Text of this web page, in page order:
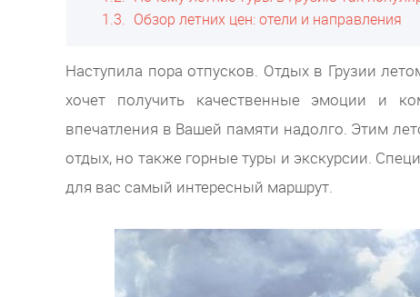
1.3
Обзор летних цен: отели и направления
Наступила пора отпусков. Отдых в Грузии
хочет получить качественные эмоции и
впечатления в Вашей памяти надолго. Этим
отдых, но также горные туры и экскурсии.
для вас самый интересный маршрут.